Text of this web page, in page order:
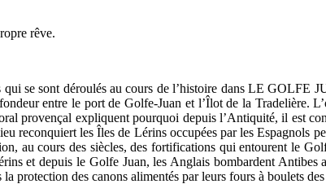
rêve.
se sont déroulés au cours de l’histoire dans LE
entre le port de Golfe-Juan et l’Îlot de la Tradelière.
provençal expliquent pourquoi depuis l’Antiquité, il est
les Îles de Lérins occupées par les Espagnols
au cours des siècles, des fortifications qui entourent le
et depuis le Golfe Juan, les Anglais bombardent Antibes
protection des canons alimentés par leurs fours à boulets